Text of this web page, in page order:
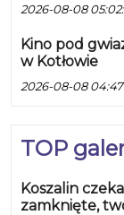
2026-08-08
Kino pod
w Kotłowie
2026-08-08
TOP
Koszalin
zamknięte,